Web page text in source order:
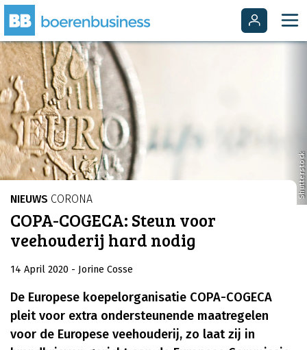
Shutterstock
NIEUWS CORONA
COPA-COGECA: Steun voor
veehouderij hard nodig
14 April 2020 - Jorine Cosse
De Europese koepelorganisatie COPA-COGECA
pleit voor extra ondersteunende maatregelen
voor de Europese veehouderij, zo laat zij in